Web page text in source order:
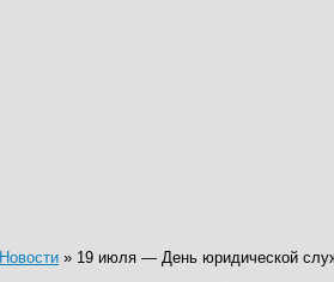
Новости » 19 июля — День юридической